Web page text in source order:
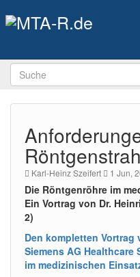
Karl-Heinz Szeifert 1 Jun,
Die Röntgenröhre im
Ein Vortrag von Dr.
2)
Den kompletten Vortrag
Siemens AG
im medizinischen